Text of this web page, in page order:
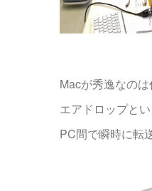
Macが秀逸なの
エアドロップと
PC間で瞬時に転